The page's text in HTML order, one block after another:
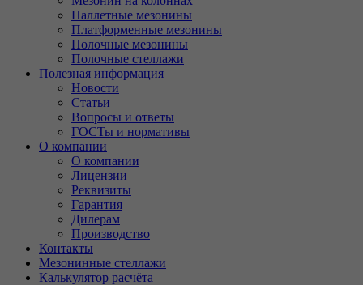
Паллетные мезонины
Платформенные мезонины
Полочные мезонины
Полочные стеллажи
Полезная информация
Новости
Статьи
Вопросы и ответы
ГОСТы и нормативы
О компании
О компании
Лицензии
Реквизиты
Гарантия
Дилерам
Производство
Контакты
Мезонинные стеллажи
Калькулятор расчёта